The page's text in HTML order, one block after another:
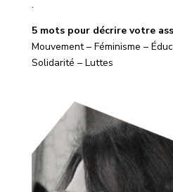
.
5 mots pour décrire votre
Mouvement – Féminisme –
Solidarité – Luttes